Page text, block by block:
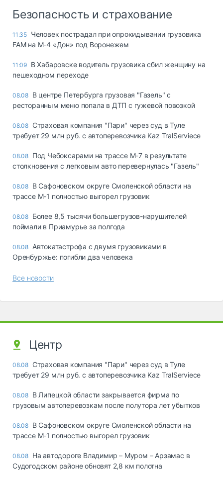
Безопасность и страхование
11:35 Человек пострадал при опрокидывании грузовика
FAM на М-4 «Дон» под Воронежем
11:09 В Хабаровске водитель грузовика сбил женщину на
пешеходном переходе
08.08 В центре Петербурга грузовая "Газель" с
ресторанным меню попала в ДТП с гужевой повозкой
08.08 Страховая компания "Пари" через суд в Туле
требует 29 млн руб. с автоперевозчика Kaz TralServiece
08.08 Под Чебоксарами на трассе М-7 в результате
столкновения с легковым авто перевернулась "Газель"
08.08 В Сафоновском округе Смоленской области на
трассе М-1 полностью выгорел грузовик
08.08 Более 8,5 тысячи большегрузов-нарушителей
поймали в Приамурье за полгода
08.08 Автокатастрофа с двумя грузовиками в
Оренбуржье: погибли два человека
Все новости
Центр
08.08 Страховая компания "Пари" через суд в Туле
требует 29 млн руб. с автоперевозчика Kaz TralServiece
08.08 В Липецкой области закрывается фирма по
грузовым автоперевозкам после полутора лет убытков
08.08 В Сафоновском округе Смоленской области на
трассе М-1 полностью выгорел грузовик
08.08 На автодороге Владимир – Муром – Арзамас в
Судогодском районе обновят 2,8 км полотна